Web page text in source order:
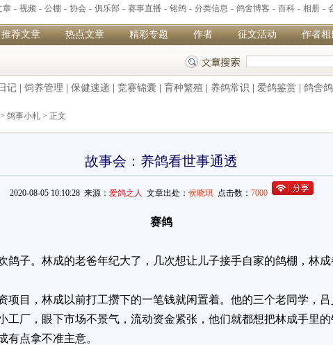
章 - 视频 - 公棚 - 协会 - 俱乐部 - 赛事直播 - 铭鸽 - 分类信息 - 鸽舍博客 - 百科 - 相册 -
推荐文章 热点文章 精彩专题 作者 征文活动 作者相
记 饲养管理 保健速递 竞赛锦囊 育种繁殖 养鸽常识 爱鸽鉴赏 鸽舍
> 鸽事小札 > 正文
故事会：养鸽看世事通透
2020-08-05 10:10:28 来源： 爱鸽之人 文章出处： 侯晓琪点击数： 7000
赛鸽
鸽子。林成的老爸年纪大了，几次想让儿子接手自家的鸽棚，林成
项目，林成以前打工攒下的一笔钱就闲置着。他的三个老同学，
工厂，眼下市场不景气，流动资金紧张，他们就都想把林成手里的
有点拿不准主意。